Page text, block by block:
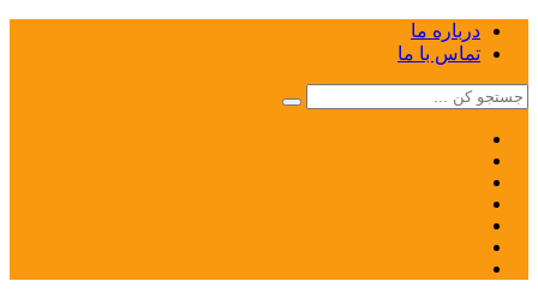
درباره ما
تماس با ما